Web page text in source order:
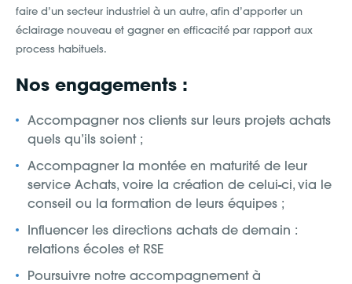
faire d’un secteur industriel à un autre, afin d’apporter un
éclairage nouveau et gagner en efficacité par rapport aux
process habituels.
Nos engagements :
Accompagner nos clients sur leurs projets achats
quels qu’ils soient ;
Accompagner la montée en maturité de leur
service Achats, voire la création de celui-ci, via le
conseil ou la formation de leurs équipes ;
Influencer les directions achats de demain :
relations écoles et RSE
Poursuivre notre accompagnement à